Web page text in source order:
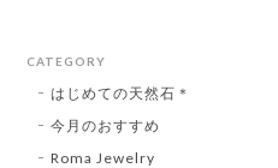
CATEGORY
はじめての天然石＊
今月のおすすめ
Roma Jewelry